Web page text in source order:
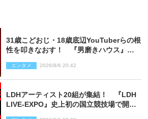
31歳こどおじ・18歳底辺YouTuberらの根
性を叩きなおす！ 『男磨きハウス』第2
エンタメ 2026/8/6 20:42
LDHアーティスト20組が集結！ 『LDH
LIVE‐EXPO』史上初の国立競技場で開催